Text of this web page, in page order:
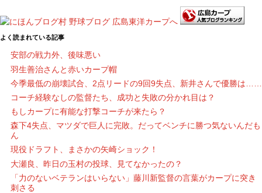
よく読まれている記事
安部の戦力外、後味悪い
羽生善治さんと赤いカープ帽
今季最低の崩壊試合、2点リードの9回9失点、新井さんで優勝は……
コーチ経験なしの監督たち、成功と失敗の分かれ目は？
もしカープに有能な打撃コーチが来たら？
森下4失点、マツダで巨人に完敗。だってベンチに勝つ気ないんだも
ん
現役ドラフト、まさかの矢崎ショック！
大瀬良、昨日の玉村の投球、見てなかったの？
「力のないベテランはいらない」藤川新監督の言葉がカープに突き
刺さる